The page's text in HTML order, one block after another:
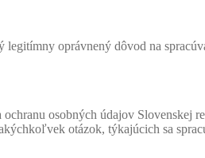
oprávnený dôvod na
osobných údajov Slovenskej
otázok, týkajúcich sa